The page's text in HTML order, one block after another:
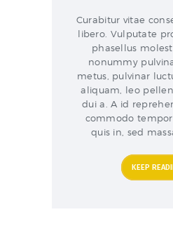
Curabitur vitae
libero. Vulputate
phasellus
nonummy
metus, pulvinar
aliquam, leo
dui a. A id
commodo
quis in, sed
KEEP